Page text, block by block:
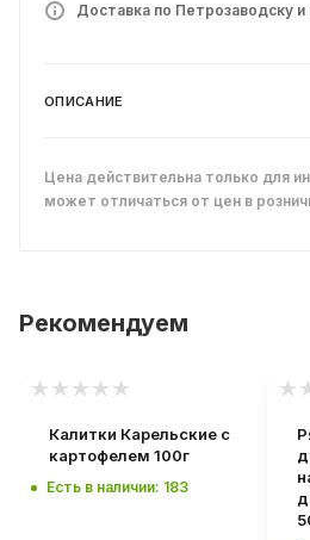
Доставка по Петрозаводску и
ОПИСАНИЕ
Цена действительна только для
может отличаться от цен в
Рекомендуем
Калитки Карельские с
картофелем 100г
Есть в наличии: 183